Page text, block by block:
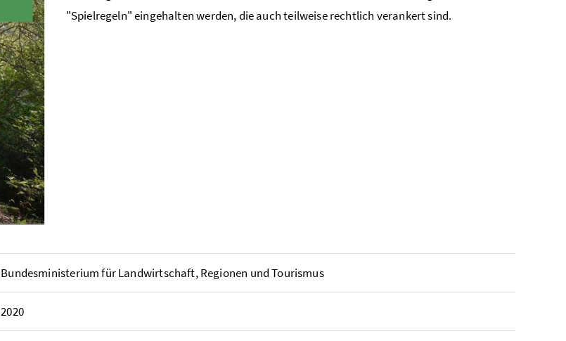
"Spielregeln" eingehalten werden, die auch teilweise rechtlich verankert sind.
Bundesministerium für Landwirtschaft, Regionen und Tourismus
2020